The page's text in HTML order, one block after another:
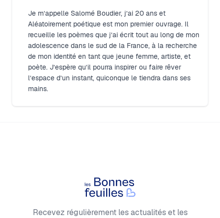
Je m’appelle Salomé Boudier, j’ai 20 ans et
Aléatoirement poétique est mon premier ouvrage. Il
recueille les poèmes que j’ai écrit tout au long de mon
adolescence dans le sud de la France, à la recherche
de mon identité en tant que jeune femme, artiste, et
poète. J’espère qu’il pourra inspirer ou faire rêver
l’espace d’un instant, quiconque le tiendra dans ses
mains.
Les Bonnes Feuilles
Recevez régulièrement les actualités et les